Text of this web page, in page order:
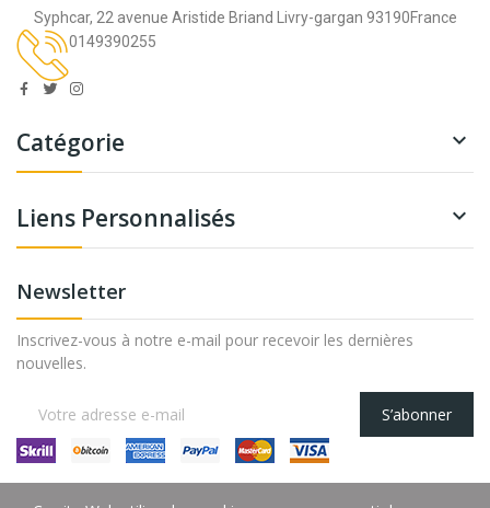
Syphcar, 22 avenue Aristide Briand Livry-gargan 93190France
0149390255
Catégorie 
Liens Personnalisés 
Newsletter
Inscrivez-vous à notre e-mail pour recevoir les dernières
nouvelles.
S’abonner